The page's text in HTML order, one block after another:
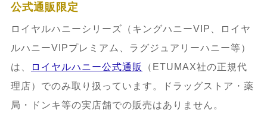
公式通販限定
ロイヤルハニーシリーズ（キングハニーVIP、ロイヤ
ルハニーVIPプレミアム、ラグジュアリーハニー等）
は、
ロイヤルハニー公式通販
（ETUMAX社の正規代
理店）でのみ取り扱っています。ドラッグストア・薬
局・ドンキ等の実店舗での販売はありません。